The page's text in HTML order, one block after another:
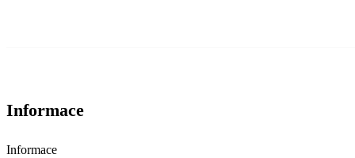
Informace
Informace